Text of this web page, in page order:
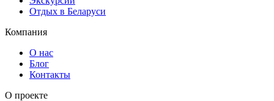
Отдых в Беларуси
Компания
О нас
Блог
Контакты
О проекте